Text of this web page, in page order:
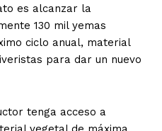
es alcanzar la
130 mil yemas
ciclo anual, material
para dar un nuevo
tenga acceso a